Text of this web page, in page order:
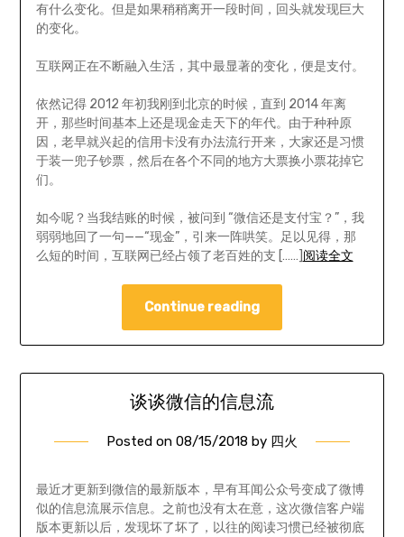
有什么变化。但是如果稍稍离开一段时间，回头就发现巨大
的变化。
互联网正在不断融入生活，其中最显著的变化，便是支付。
依然记得 2012 年初我刚到北京的时候，直到 2014 年离
开，那些时间基本上还是现金走天下的年代。由于种种原
因，老早就兴起的信用卡没有办法流行开来，大家还是习惯
于装一兜子钞票，然后在各个不同的地方大票换小票花掉它
们。
如今呢？当我结账的时候，被问到 “微信还是支付宝？”，我
弱弱地回了一句——“现金”，引来一阵哄笑。足以见得，那
么短的时间，互联网已经占领了老百姓的支 [……] 阅读全文
Continue reading
谈谈微信的信息流
Posted on 08/15/2018 by 四火
最近才更新到微信的最新版本，早有耳闻公众号变成了微博
似的信息流展示信息。之前也没有太在意，这次微信客户端
版本更新以后，发现坏了坏了，以往的阅读习惯已经被彻底